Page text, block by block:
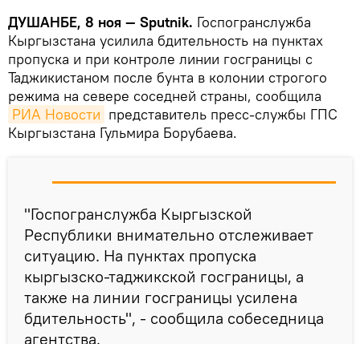
ДУШАНБЕ, 8 ноя — Sputnik. Госпогранслужба
Кыргызстана усилила бдительность на пунктах
пропуска и при контроле линии госграницы с
Таджикистаном после бунта в колонии строгого
режима на севере соседней страны, сообщила
РИА Новости представитель пресс-службы ГПС
Кыргызстана Гульмира Борубаева.
"Госпогранслужба Кыргызской
Республики внимательно отслеживает
ситуацию. На пунктах пропуска
кыргызско-таджикской госграницы, а
также на линии госграницы усилена
бдительность", - сообщила собеседница
агентства.